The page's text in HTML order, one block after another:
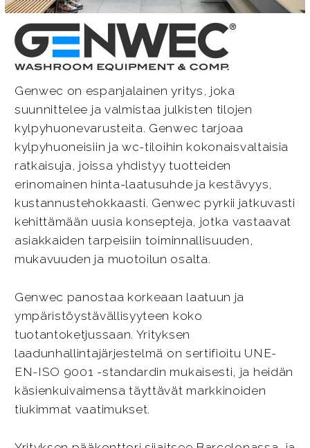
Genwec on espanjalainen yritys, joka
suunnittelee ja valmistaa julkisten tilojen
kylpyhuonevarusteita. Genwec tarjoaa
kylpyhuoneisiin ja wc-tiloihin kokonaisvaltaisia
ratkaisuja, joissa yhdistyy tuotteiden
erinomainen hinta-laatusuhde ja kestävyys,
kustannustehokkaasti. Genwec pyrkii jatkuvasti
kehittämään uusia konsepteja, jotka vastaavat
asiakkaiden tarpeisiin toiminnallisuuden,
mukavuuden ja muotoilun osalta.
Genwec panostaa korkeaan laatuun ja
ympäristöystävällisyyteen koko
tuotantoketjussaan. Yrityksen
laadunhallintajärjestelmä on sertifioitu UNE-
EN-ISO 9001 -standardin mukaisesti, ja heidän
käsienkuivaimensa täyttävät markkinoiden
tiukimmat vaatimukset.